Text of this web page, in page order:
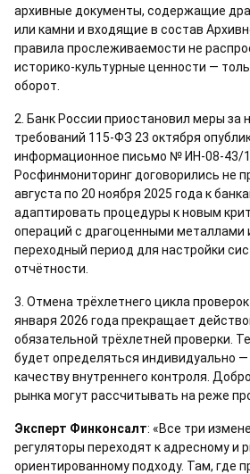
архивные документы, содержащие
или камни и входящие в состав
правила прослеживаемости не
историко-культурные ценности —
оборот.
2. Банк России приостановил меры за
требований 115-ФЗ 23 октября
информационное письмо № ИН-08-43/
Росфинмониторинг договорились не
августа по 20 ноября 2025 года к
адаптировать процедуры к новым
операций с драгоценными металлами
переходный период для настройки
отчётности.
3. Отмена трёхлетнего цикла
января 2026 года прекращает
обязательной трёхлетней проверки.
будет определяться индивидуально —
качеству внутреннего контроля.
рынка могут рассчитывать на реже
Эксперт Финконсалт: «Все три
регуляторы переходят к адресному и
ориентированному подходу. Там, где